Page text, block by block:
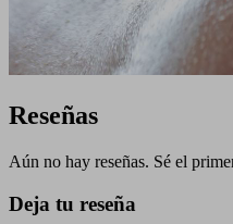
Reseñas
Aún no hay reseñas. Sé el
Deja tu reseña